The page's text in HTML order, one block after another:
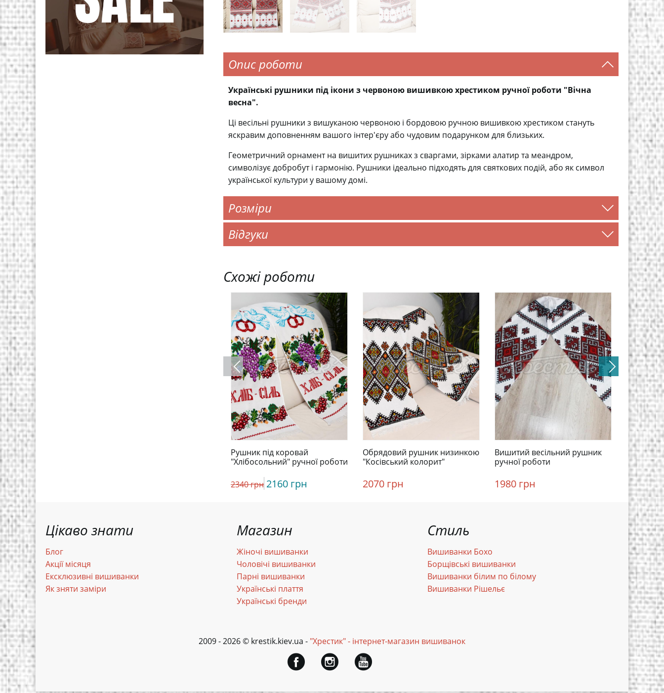
Опис роботи
Українські рушники під ікони з червоною вишивкою хрестиком ручної роботи "Вічна
весна".
Ці весільні рушники з вишуканою червоною і бордовою ручною вишивкою хрестиком стануть
яскравим доповненням вашого інтер'єру або чудовим подарунком для близьких.
Геометричний орнамент на вишитих рушниках з сваргами, зірками алатир та меандром,
символізує добробут і гармонію. Рушники ідеально підходять для святкових подій, або як символ
української культури у вашому домі.
Розміри
Відгуки
Схожі роботи
Рушник під коровай
"Хлібосольний" ручної роботи
2340 грн 2160 грн
Обрядовий рушник низинкою
"Косівський колорит"
2070 грн
Вишитий весільний рушник
ручної роботи
1980 грн
Рушник
на долю"
2250
Цікаво знати
Блог
Акції місяця
Ексклюзивні вишиванки
Як зняти заміри
Магазин
Жіночі вишиванки
Чоловічі вишиванки
Парні вишиванки
Українські плаття
Українські бренди
Стиль
Вишиванки Бохо
Борщівські вишиванки
Вишиванки білим по білому
Вишиванки Рішельє
2009 - 2026 © krestik.kiev.ua - "Хрестик" - інтернет-магазин вишиванок